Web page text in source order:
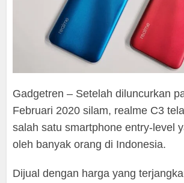
Gadgetren – Setelah diluncurkan
Februari 2020 silam, realme C3
salah satu smartphone entry-level
oleh banyak orang di Indonesia.
Dijual dengan harga yang